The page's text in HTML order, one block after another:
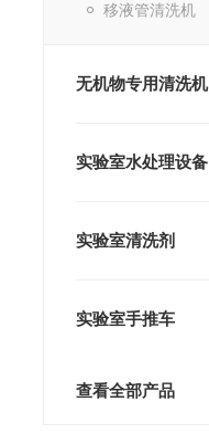
移液管清洗机
无机物专用清洗机
实验室水处理设备
实验室清洗剂
实验室手推车
查看全部产品